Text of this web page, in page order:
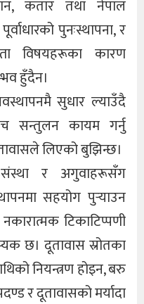
कतार तथा नेपाल
पुनःस्थापना, र
विषयहरूका कारण
हुँदैन।
सुधार ल्याउँदै
सन्तुलन कायम गर्नु
लिएको बुझिन्छ।
र अगुवाहरूसँग
सहयोग पुर्‍याउन
टिकाटिप्पणी
छ। दूतावास स्रोतका
नियन्त्रण होइन, बरु
र दूतावासको मर्यादा